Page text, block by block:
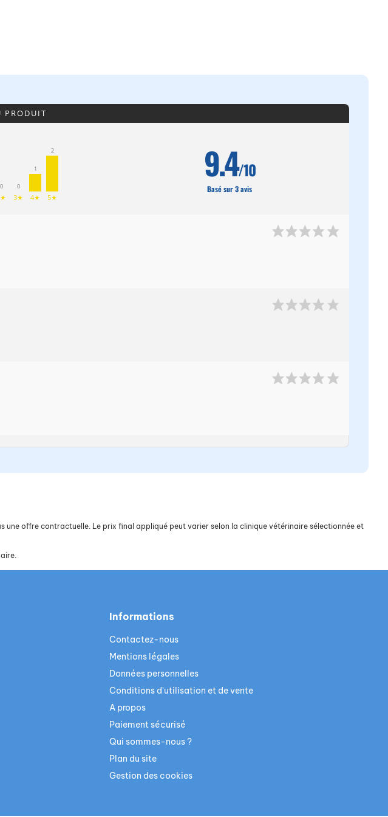
PRODUIT
0 0
3★
1
4★
2
5★
9.4/10
Basé sur 3 avis
offre contractuelle. Le prix final appliqué peut varier selon la clinique vétérinaire sélectionnée et
Informations
Contactez-nous
Mentions légales
Données personnelles
Conditions d'utilisation et de vente
A propos
Paiement sécurisé
Qui sommes-nous ?
Plan du site
Gestion des cookies